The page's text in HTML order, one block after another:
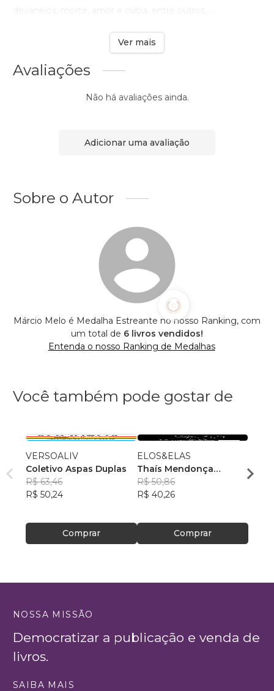
Ver mais
Avaliações
Não há avaliações ainda.
Adicionar uma avaliação
Sobre o Autor
Márcio Melo é Medalha Estreante no nosso Ranking, com
um total de 6 livros vendidos!
Entenda o nosso Ranking de Medalhas
Você também pode gostar de
VERSOALIV
Coletivo Aspas Duplas
R$ 63,46
R$ 50,24
Comprar
ELOS&ELAS
Thaís Mendonça
Resende
R$ 50,86
R$ 40,26
Comprar
R$
NOSSA MISSÃO
Democratizar a publicação e venda de
livros.
SAIBA MAIS